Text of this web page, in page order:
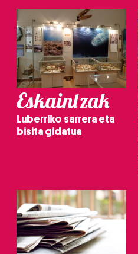
Eskaintzak
Luberriko sarrera eta
bisita gidatua